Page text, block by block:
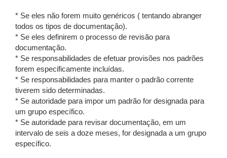
* Se eles não forem muito genéricos ( tentando abranger
todos os tipos de documentação).
* Se eles definirem o processo de revisão para
documentação.
* Se responsabilidades de efetuar provisões nos padrões
forem especificamente incluídas.
* Se responsabilidades para manter o padrão corrente
tiverem sido determinadas.
* Se autoridade para impor um padrão for designada para
um grupo específico.
* Se autoridade para revisar documentação, em um
intervalo de seis a doze meses, for designada a um grupo
específico.